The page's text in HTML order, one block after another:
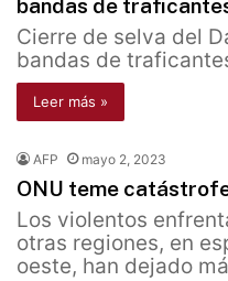
bandas de
Cierre de selva del
bandas de
Leer más »
AFP mayo 2, 2023
ONU teme
Los violentos
otras regiones, en
oeste, han dejado